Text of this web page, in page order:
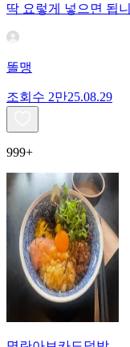
딱 요렇게 넣으면 됩
똘맹
조회수 2만25.08.29
999+